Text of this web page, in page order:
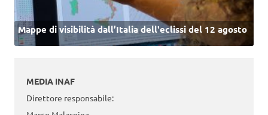
Mappe di visibilità dall’Italia dell'eclissi del 12 agosto
MEDIA INAF
Direttore responsabile: